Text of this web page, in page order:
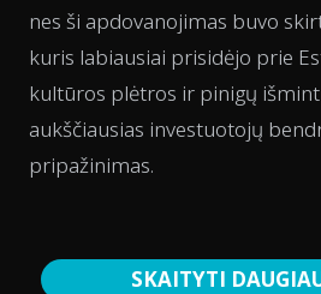
nes ši apdovanojimas buvo
kuris labiausiai prisidėjo prie
kultūros plėtros ir pinigų
aukščiausias investuotojų
pripažinimas.
SKAITYTI